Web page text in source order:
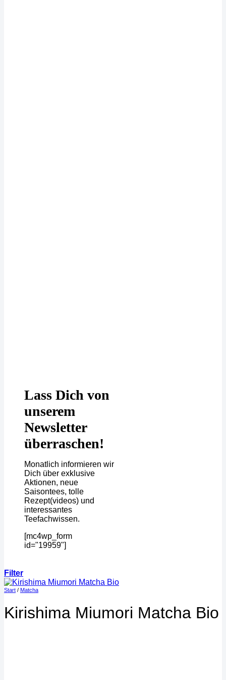
Lass Dich von
unserem
Newsletter
überraschen!
Monatlich informieren wir
Dich über exklusive
Aktionen, neue
Saisontees, tolle
Rezept(videos) und
interessantes
Teefachwissen.
[mc4wp_form
id="19959"]
Filter
Start / Matcha
Kirishima Miumori Matcha Bio